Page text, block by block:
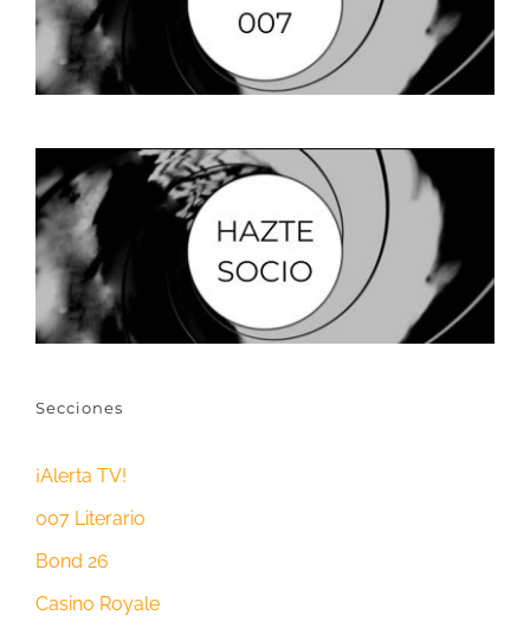
Secciones
¡Alerta TV!
007 Literario
Bond 26
Casino Royale